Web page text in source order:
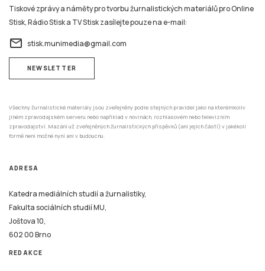
Tiskové zprávy a náměty pro tvorbu žurnalistických materiálů pro Online
Stisk, Rádio Stisk a TV Stisk zasílejte pouze na e-mail:
email stisk.munimedia@gmail.com
NEWSLETTER
Všechny žurnalistické materiály jsou zveřejněny podle stejných pravidel jako na kterémkoliv
jiném zpravodajském serveru nebo například v novinách, rozhlasovém nebo televizním
zpravodajství. Mazání už zveřejněných žurnalistických příspěvků (ani jejich částí) v jakékoli
formě není možné nyní ani v budoucnu.
ADRESA
Katedra mediálních studií a žurnalistiky,
Fakulta sociálních studií MU,
Joštova 10,
602 00 Brno
REDAKCE